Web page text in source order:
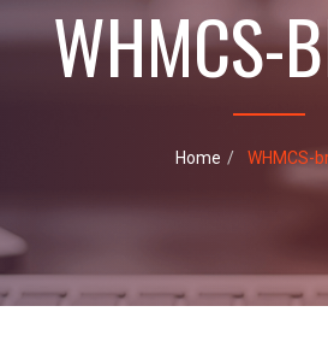
WHMCS-
Home WHMCS-